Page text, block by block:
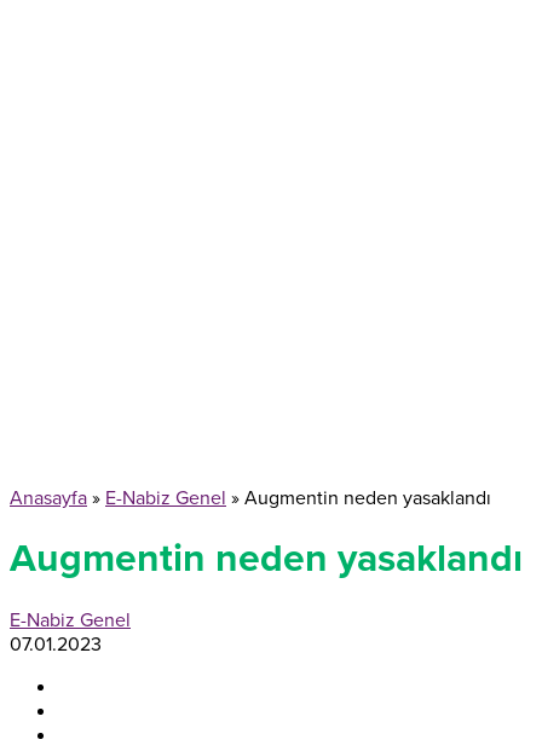
Anasayfa » E-Nabiz Genel » Augmentin neden yasaklandı
Augmentin neden yasaklandı
E-Nabiz Genel
07.01.2023